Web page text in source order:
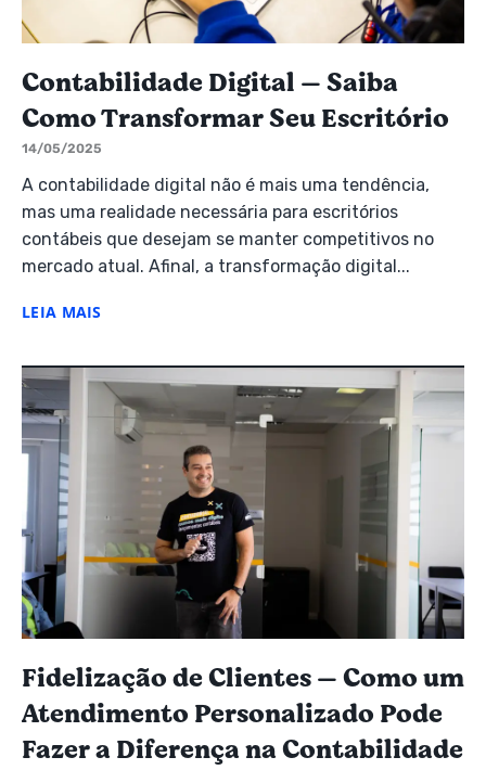
Contabilidade Digital — Saiba
Como Transformar Seu Escritório
14/05/2025
A contabilidade digital não é mais uma tendência,
mas uma realidade necessária para escritórios
contábeis que desejam se manter competitivos no
mercado atual. Afinal, a transformação digital...
LEIA MAIS
Fidelização de Clientes — Como um
Atendimento Personalizado Pode
Fazer a Diferença na Contabilidade